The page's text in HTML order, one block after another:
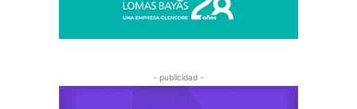
- publicidad -